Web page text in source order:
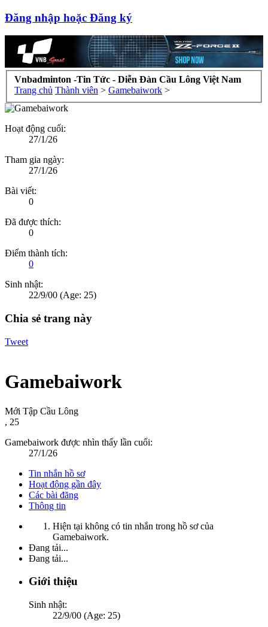
Đăng nhập hoặc Đăng ký
Vnbadminton -Tin Tức - Diễn Đàn Cầu Lông Việt Nam
Trang chủ Thành viên > Gamebaiwork >
Hoạt động cuối:
27/1/26
Tham gia ngày:
27/1/26
Bài viết:
0
Đã được thích:
0
Điểm thành tích:
0
Sinh nhật:
22/9/00 (Age: 25)
Chia sẻ trang này
Tweet
Gamebaiwork
Mới Tập Cầu Lông
, 25
Gamebaiwork được nhìn thấy lần cuối:
27/1/26
Tin nhắn hồ sơ
Hoạt động gần đây
Các bài đăng
Thông tin
Hiện tại không có tin nhắn trong hồ sơ của
Gamebaiwork.
Đang tải...
Đang tải...
Giới thiệu
Sinh nhật:
22/9/00 (Age: 25)